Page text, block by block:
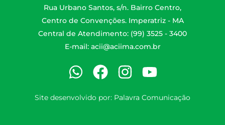
Rua Urbano Santos, s/n. Bairro Centro,
Centro de Convenções. Imperatriz - MA
Central de Atendimento: (99) 3525 - 3400
E-mail: acii@aciima.com.br
Site desenvolvido por: Palavra Comunicação